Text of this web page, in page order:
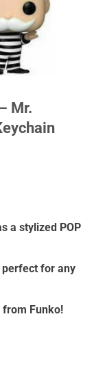
Mr.
a stylized POP
for any
from Funko!